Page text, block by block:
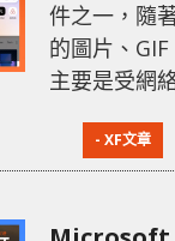
件之一，隨
的圖片、
主要是受網
Opera 或
較多用家使用的瀏覽器
- XF文章